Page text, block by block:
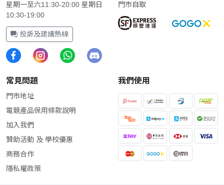
星期一至六11:30-20:00 星期日
10:30-19:00
投訴及建議熱線
門市自取
常見問題
門市地址
電競產品保用條款說明
加入我們
贊助活動 及 學校優惠
商務合作
隱私權政策
我們使用